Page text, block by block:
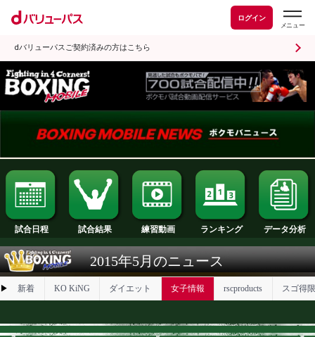
ログイン
dバリューパスご契約済みの方はこちら
試合日程 試合結果 練習動画 ランキング